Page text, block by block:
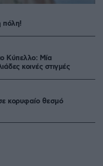
πόλη!
Kύπελλο: Μία
κοινές στιγμές
κορυφαίο θεσμό